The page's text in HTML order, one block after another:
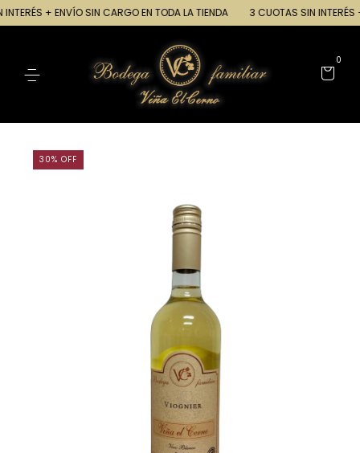
+ ENVÍO SIN CARGO EN TODA LA TIENDA 3 CUOTAS SIN INTERÉS
0
30% OFF